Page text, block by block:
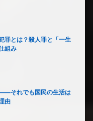
罪とは？殺人罪と「一生
組み
それでも国民の生活は
由